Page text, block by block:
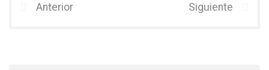
b
er
Anterior Siguiente